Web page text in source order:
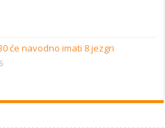
će navodno imati 8 jezgri